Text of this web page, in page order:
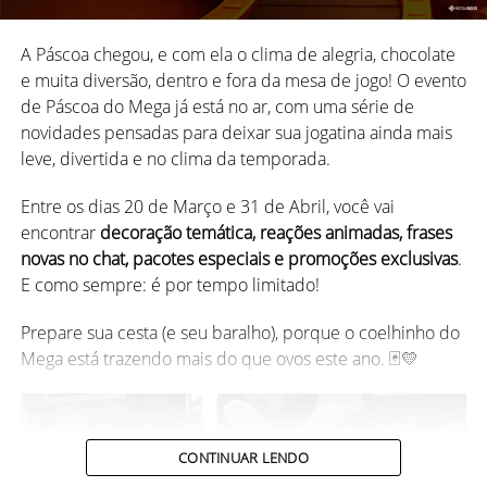
🃏 Itens de jogo com cara de
Carnaval
Claro que apersonalização de jogotambém entrou na
desbloquear e usarnovos visuais temáticospara:
Mesa de jogo;
Cartas de baralho;
Peças de dominó;
movimentar as partidas
Uma partida no MegaJogos não é feita apenas de cartas,
peças e estratégia. Também tem comemoração, surpresa,
provocação e muita interação entre os jogadores.
Por isso, o aniversário traz
quatro novas reações animadas
para você se expressar durante as partidas.
Capivara comemorando
🗓️9 DIAS de torneios especiais
🧑‍🤝‍🧑Disputa em duplas
🎁 20.000 créditos de jogoem prêmios para as 15
📌Acompanhe o calendário dentro do app para não perder
nenhuma disputa:
02/06 (Ter)
15/06 (Seg)
A Páscoa chegou, e com ela o clima de alegria, chocolate
e muita diversão, dentro e fora da mesa de jogo! O evento
de Páscoa do Mega já está no ar, com uma série de
novidades pensadas para deixar sua jogatina ainda mais
leve, divertida e no clima da temporada.
Entre os dias 20 de Março e 31 de Abril, você vai
encontrar decoração temática, reações animadas, frases
novas no chat, pacotes especiais e promoções exclusivas.
E como sempre: é por tempo limitado!
Prepare sua cesta (e seu baralho), porque o coelhinho do
Mega está trazendo mais do que ovos este ano. 🃏💛
CONTINUAR LENDO